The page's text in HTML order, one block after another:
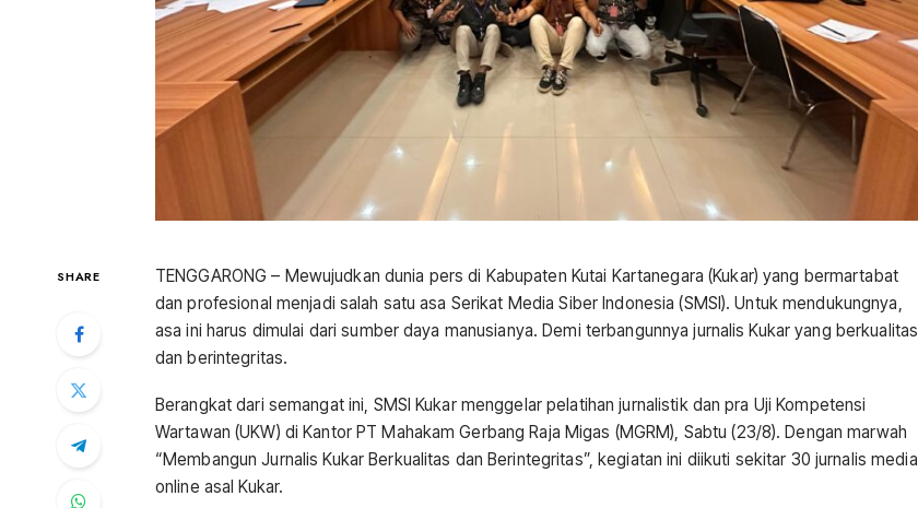
SHARE
TENGGARONG – Mewujudkan dunia pers di Kabupaten Kutai Kartanegara (Kukar) yang bermartabat
dan profesional menjadi salah satu asa Serikat Media Siber Indonesia (SMSI). Untuk mendukungnya,
asa ini harus dimulai dari sumber daya manusianya. Demi terbangunnya jurnalis Kukar yang berkualitas
dan berintegritas.
Berangkat dari semangat ini, SMSI Kukar menggelar pelatihan jurnalistik dan pra Uji Kompetensi
Wartawan (UKW) di Kantor PT Mahakam Gerbang Raja Migas (MGRM), Sabtu (23/8). Dengan marwah
“Membangun Jurnalis Kukar Berkualitas dan Berintegritas”, kegiatan ini diikuti sekitar 30 jurnalis media
online asal Kukar.